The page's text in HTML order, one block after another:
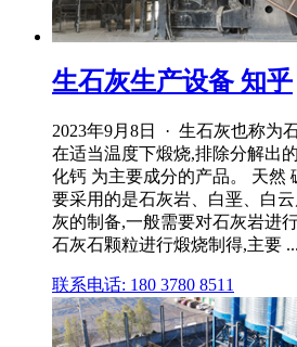
生石灰生产设备 知乎
2023年9月8日 · 生石灰也称为
在适当温度下煅烧,排除分解出
化钙 为主要成分的产品。 天然
要采用的是石灰岩、白垩、白
灰的制备,一般需要对石灰岩进
石灰石颗粒进行煅烧制得,主要 ...
联系电话: 180 3780 8511